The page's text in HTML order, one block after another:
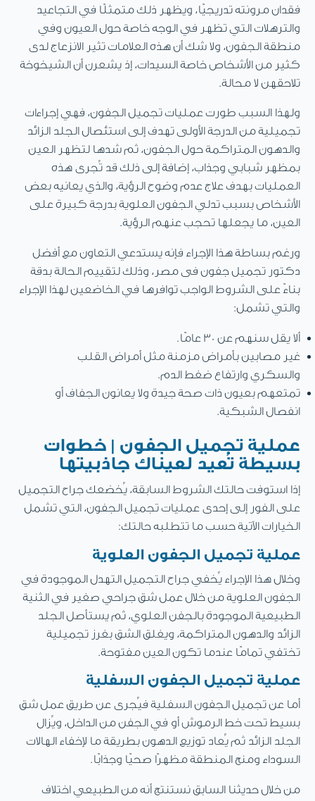
فقدان مرونته تدريجيًا، ويظهر ذلك متمثلًا في التجاعيد
والترهلات التي تظهر في الوجه خاصة حول العيون وفي
منطقة الجفون، ولا شك أن هذه العلامات تثير الانزعاج لدى
كثير من الأشخاص خاصة السيدات، إذ يشعرن أن الشيخوخة
تلاحقهن لا محالة.
ولهذا السبب طورت عمليات تجميل الجفون، فهي إجراءات
تجميلية من الدرجة الأولى تهدف إلى استئصال الجلد الزائد
والدهون المتراكمة حول الجفون، ثم شدها لتظهر العين
بمظهر شبابي وجذاب، إضافة إلى ذلك قد تُجرى هذه
العمليات بهدف علاج عدم وضوح الرؤية، والذي يعانيه بعض
الأشخاص بسبب تدلي الجفون العلوية بدرجة كبيرة على
العين، ما يجعلها تحجب عنهم الرؤية.
ورغم بساطة هذا الإجراء فإنه يستدعي التعاون مع أفضل
دكتور تجميل جفون فى مصر، وذلك لتقييم الحالة بدقة
بناءً على الشروط الواجب توافرها في الخاضعين لهذا الإجراء
والتي تشمل:
ألا يقل سنهم عن 30 عامًا.
غير مصابين بأمراض مزمنة مثل أمراض القلب
والسكري وارتفاع ضغط الدم.
تمتعهم بعيون ذات صحة جيدة ولا يعانون الجفاف أو
انفصال الشبكية.
عملية تجميل الجفون | خطوات
بسيطة تُعيد لعيناك جاذبيتها
إذا استوفت حالتك الشروط السابقة، يُخضعك جراح التجميل
على الفور إلى إحدى عمليات تجميل الجفون، التي تشمل
الخيارات الآتية حسب ما تتطلبه حالتك:
عملية تجميل الجفون العلوية
وخلال هذا الإجراء يُخفي جراح التجميل التهدل الموجودة في
الجفون العلوية من خلال عمل شق جراحي صغير في الثنية
الطبيعية الموجودة بالجفن العلوي، ثم يستأصل الجلد
الزائد والدهون المتراكمة، ويغلق الشق بغرز تجميلية
تختفي تمامًا عندما تكون العين مفتوحة.
عملية تجميل الجفون السفلية
أما عن تجميل الجفون السفلية فيُجرى عن طريق عمل شق
بسيط تحت خط الرموش أو في الجفن من الداخل، ويُزال
الجلد الزائد ثم يُعاد توزيع الدهون بطريقة ما لإخفاء الهالات
السوداء ومنح المنطقة مظهرًا صحيًا وجذابًا.
من خلال حديثنا السابق نستنتج أنه من الطبيعي اختلاف